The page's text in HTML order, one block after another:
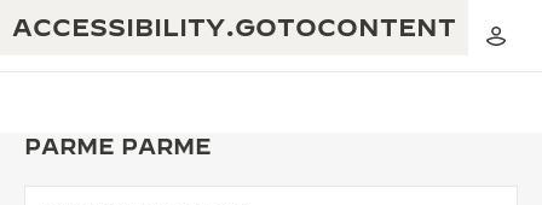
ACCESSIBILITY.GOTOCONTENT
PARME PARME